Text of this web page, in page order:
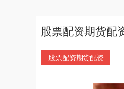
股票配资期货配
股票配资期货配资